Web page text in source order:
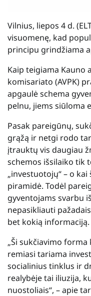
Vilnius, liepos 4 d.
visuomenę, kad
principu grindžiama
Kaip teigiama Kauno
komisariato (AVPK)
apgaulė schema
pelnu, jiems siūloma
Pasak pareigūnų,
grąžą ir netgi rodo
įtrauktų vis daugiau
schemos išsilaiko tik
„investuotojų“ – o
piramidė. Todėl
gyventojams svarbu
nepasikliauti
bet kokią informaciją.
„Ši sukčiavimo
remiasi tariama
socialinius tinklus ir
realybėje tai iliuzija,
nuostoliais“, – apie